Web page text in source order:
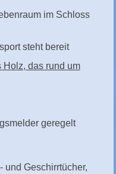
im Schloss
steht bereit
Holz, das rund um
geregelt
und Geschirrtücher,